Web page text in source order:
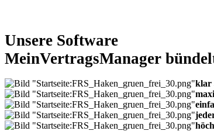
Unsere Software
MeinVertragsManager
klar